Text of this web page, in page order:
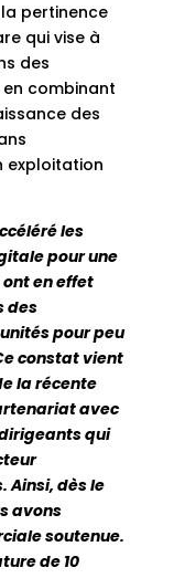
pertinence
qui vise à
des
combinant
des
exploitation
les
pour une
en effet
des
pour peu
constat vient
la récente
avec
dirigeants qui
Ainsi, dès le
avons
soutenue.
de 10